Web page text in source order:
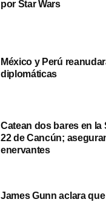
por Star Wars
México y Perú
diplomáticas
Catean dos bares en la
22 de Cancún;
enervantes
James Gunn aclara